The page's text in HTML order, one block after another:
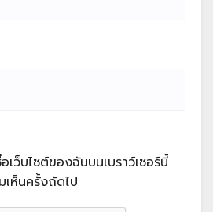
ว็บไซต์ของฉันบนเบราว์เซอร์นี้
ห็นครั้งถัดไป